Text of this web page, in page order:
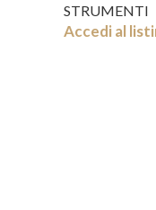
STRUMENTI
Accedi al